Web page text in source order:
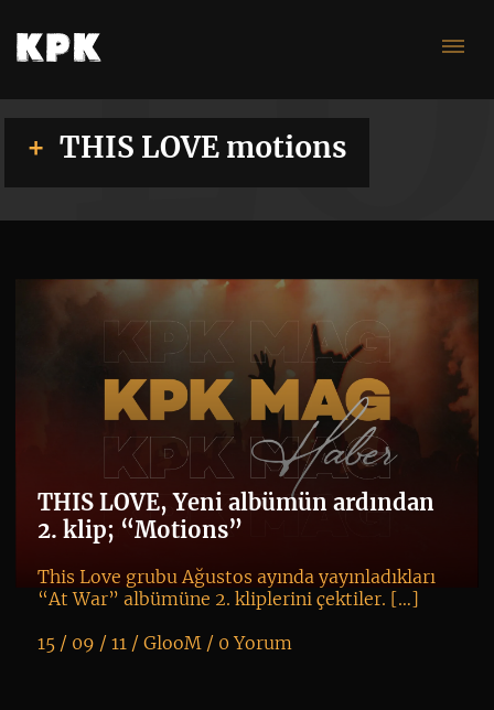
THIS LOVE motions
THIS LOVE, Yeni albümün ardından
2. klip; “Motions”
This Love grubu Ağustos ayında yayınladıkları
“At War” albümüne 2. kliplerini çektiler. […]
15 / 09 / 11 / GlooM/ 0 Yorum